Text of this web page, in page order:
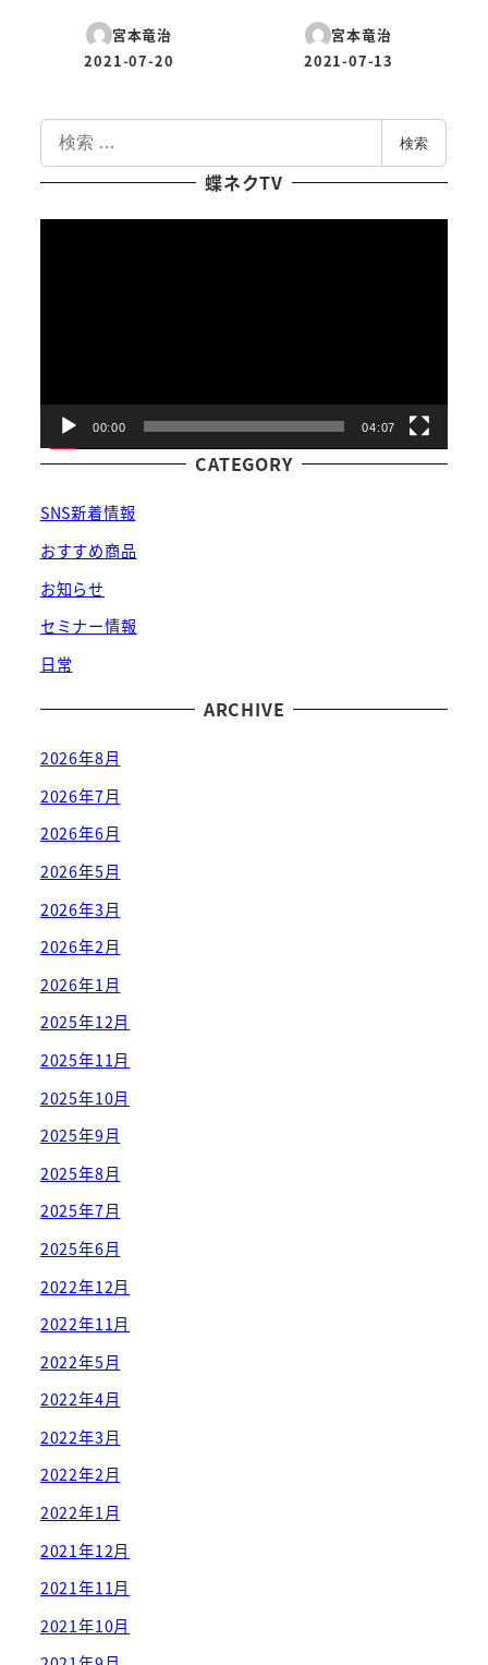
宮本竜治
投稿日
2021-07-20
宮本竜治
投稿日
2021-07-13
索
検索
蝶ネクTV
00:00 04:07
CATEGORY
SNS新着情報
おすすめ商品
お知らせ
セミナー情報
日常
ARCHIVE
2026年8月
2026年7月
2026年6月
2026年5月
2026年3月
2026年2月
2026年1月
2025年12月
2025年11月
2025年10月
2025年9月
2025年8月
2025年7月
2025年6月
2022年12月
2022年11月
2022年5月
2022年4月
2022年3月
2022年2月
2022年1月
2021年12月
2021年11月
2021年10月